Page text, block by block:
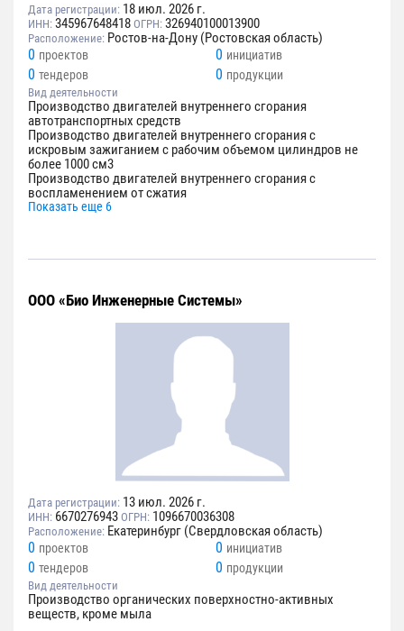
Дата регистрации: 18 июл. 2026 г.
ИНН: 345967648418 ОГРН: 326940100013900
Расположение: Ростов-на-Дону (Ростовская область)
0 проектов 0 инициатив
0 тендеров 0 продукции
Вид деятельности
Производство двигателей внутреннего сгорания
автотранспортных средств
Производство двигателей внутреннего сгорания с
искровым зажиганием с рабочим объемом цилиндров не
более 1000 см3
Производство двигателей внутреннего сгорания с
воспламенением от сжатия
Показать еще 6
ООО «Био Инженерные Системы»
Дата регистрации: 13 июл. 2026 г.
ИНН: 6670276943 ОГРН: 1096670036308
Расположение: Екатеринбург (Свердловская область)
0 проектов 0 инициатив
0 тендеров 0 продукции
Вид деятельности
Производство органических поверхностно-активных
веществ, кроме мыла